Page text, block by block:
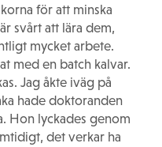
för att minska
svårt att lära dem,
mycket arbete.
med en batch kalvar.
Jag åkte iväg på
hade doktoranden
Hon lyckades genom
det verkar ha